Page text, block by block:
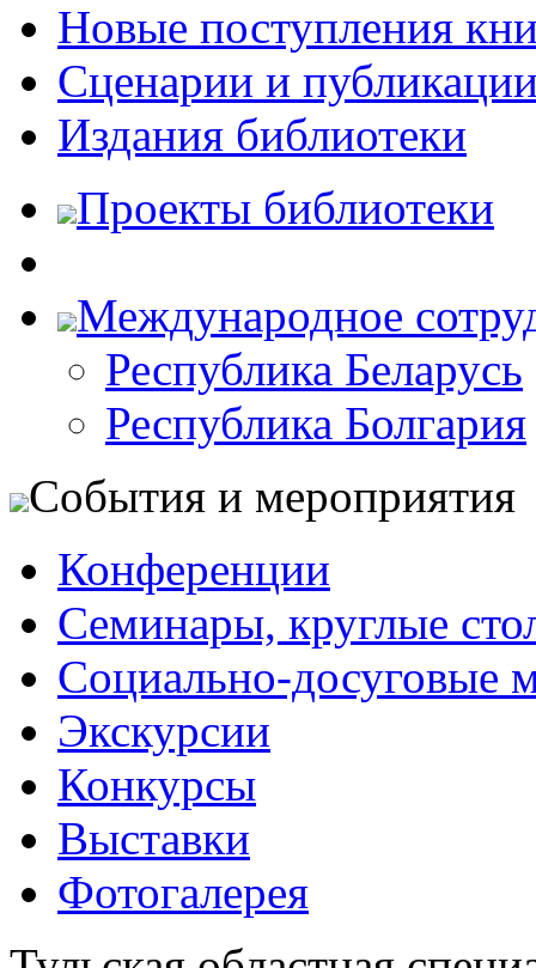
Новые поступления
Сценарии и
Издания библиотеки
Проекты библиотеки
Международное
Республика Беларусь
Республика Болгария
События и мероприятия
Конференции
Семинары, круглые
Социально-досуговые
Экскурсии
Конкурсы
Выставки
Фотогалерея